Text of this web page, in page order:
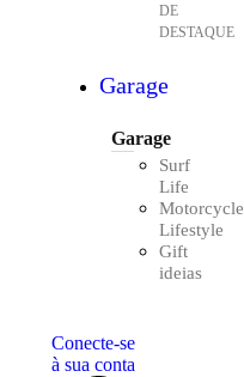
DE
DESTAQUE
Garage
Garage
Surf
Life
Motorcycle
Lifestyle
Gift
ideias
Conecte-se
à sua conta